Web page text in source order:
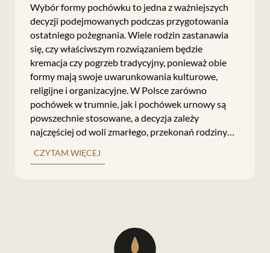
Wybór formy pochówku to jedna z ważniejszych
decyzji podejmowanych podczas przygotowania
ostatniego pożegnania. Wiele rodzin zastanawia
się, czy właściwszym rozwiązaniem będzie
kremacja czy pogrzeb tradycyjny, ponieważ obie
formy mają swoje uwarunkowania kulturowe,
religijne i organizacyjne. W Polsce zarówno
pochówek w trumnie, jak i pochówek urnowy są
powszechnie stosowane, a decyzja zależy
najczęściej od woli zmarłego, przekonań rodziny
CZYTAM WIĘCEJ